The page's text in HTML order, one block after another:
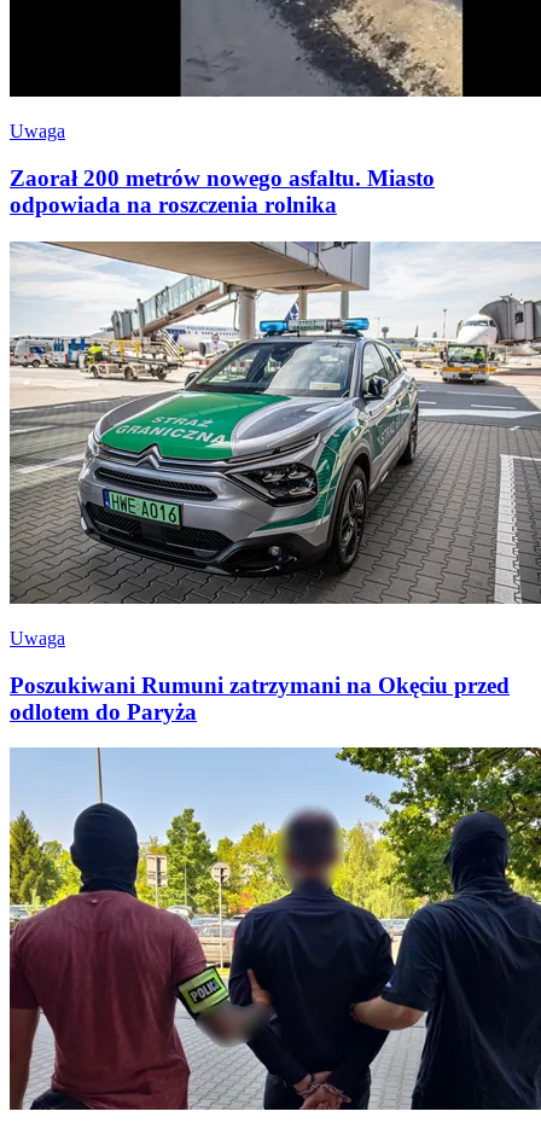
Uwaga
Zaorał 200 metrów nowego asfaltu. Miasto
odpowiada na roszczenia rolnika
Uwaga
Poszukiwani Rumuni zatrzymani na Okęciu przed
odlotem do Paryża